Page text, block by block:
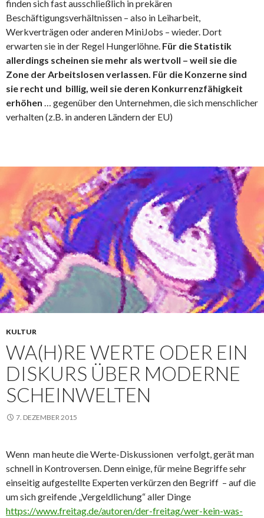
finden sich fast ausschließlich in prekären
Beschäftigungsverhältnissen – also in Leiharbeit,
Werkverträgen oder anderen MiniJobs – wieder. Dort
erwarten sie in der Regel Hungerlöhne. Für die Statistik
allerdings scheinen sie mehr als wertvoll – weil sie die
Zone der Arbeitslosen verlassen. Für die Konzerne sind
sie recht und billig, weil sie deren Konkurrenzfähigkeit
erhöhen … gegenüber den Unternehmen, die sich menschlicher
verhalten (z.B. in anderen Ländern der EU)
KULTUR
WA(H)RE WERTE ODER EIN
DISKURS ÜBER MODERNE
SCHEINWELTEN
7. DEZEMBER 2015
Wenn man heute die Werte-Diskussionen verfolgt, gerät man
schnell in Kontroversen. Denn einige, für meine Begriffe sehr
einseitig aufgestellte Experten verkürzen den Begriff – auf die
um sich greifende „Vergeldlichung“ aller Dinge
https://www.freitag.de/autoren/der-freitag/wer-kein-was-